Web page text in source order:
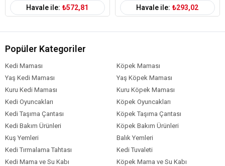
Havale ile: ₺572,81 Havale ile: ₺293,02
Popüler Kategoriler
Kedi Maması
Köpek Maması
Yaş Kedi Maması
Yaş Köpek Maması
Kuru Kedi Maması
Kuru Köpek Maması
Kedi Oyuncakları
Köpek Oyuncakları
Kedi Taşıma Çantası
Köpek Taşıma Çantası
Kedi Bakım Ürünleri
Köpek Bakım Ürünleri
Kuş Yemleri
Balık Yemleri
Kedi Tırmalama Tahtası
Kedi Tuvaleti
Kedi Mama ve Su Kabı
Köpek Mama ve Su Kabı